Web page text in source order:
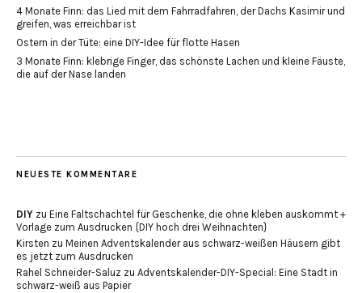
4 Monate Finn: das Lied mit dem Fahrradfahren, der Dachs Kasimir und
greifen, was erreichbar ist
Ostern in der Tüte: eine DIY-Idee für flotte Hasen
3 Monate Finn: klebrige Finger, das schönste Lachen und kleine Fäuste,
die auf der Nase landen
NEUESTE KOMMENTARE
DIY zu Eine Faltschachtel für Geschenke, die ohne kleben auskommt +
Vorlage zum Ausdrucken {DIY hoch drei Weihnachten}
Kirsten zu Meinen Adventskalender aus schwarz-weißen Häusern gibt
es jetzt zum Ausdrucken
Rahel Schneider-Saluz zu Adventskalender-DIY-Special: Eine Stadt in
schwarz-weiß aus Papier